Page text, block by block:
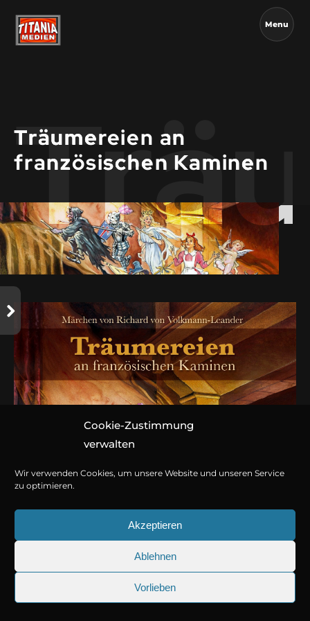
Cookie-Zustimmung
verwalten
Wir verwenden Cookies, um unsere Website und unseren Service
zu optimieren.
Akzeptieren
Ablehnen
Vorlieben
Menu
Träumereien an
französischen Kaminen